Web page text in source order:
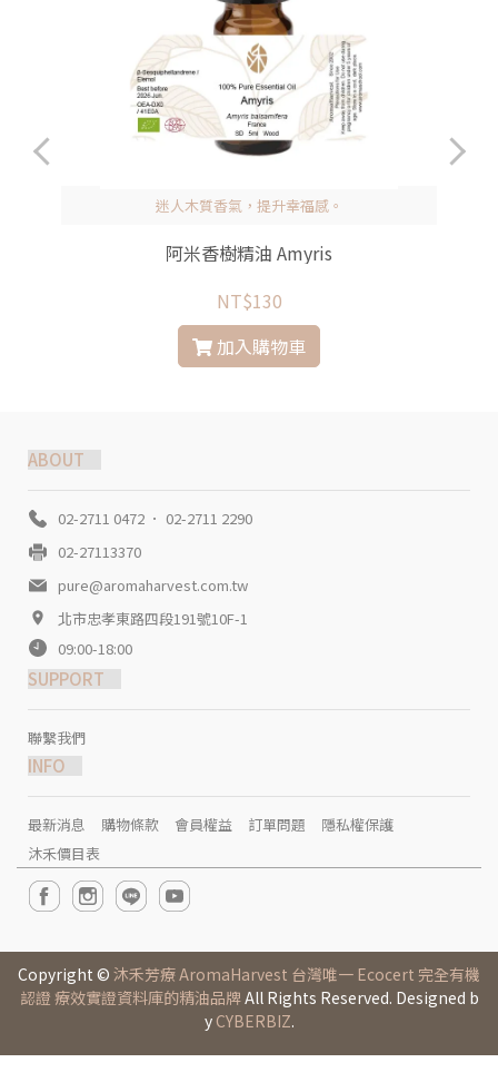
迷人木質香氣，提升幸福感。
阿米香樹精油 Amyris
NT$130
加入購物車
ABOUT
02-2711 0472 ． 02-2711 2290
02-27113370
pure@aromaharvest.com.tw
北市忠孝東路四段191號10F-1
09:00-18:00
SUPPORT
聯繫我們
INFO
最新消息 購物條款 會員權益 訂單問題
隱私權保護
沐禾價目表
Copyright © 沐禾芳療 AromaHarvest 台灣唯一 Ecocert 完全有機
認證 療效實證資料庫的精油品牌All Rights Reserved. Designed b
y CYBERBIZ.